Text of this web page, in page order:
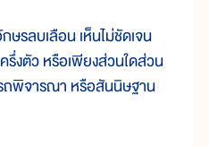
บเลือน เห็นไม่ชัดเจน
งตัว หรือเพียงส่วนใดส่วน
ถพิจารณา หรือสันนิษฐาน